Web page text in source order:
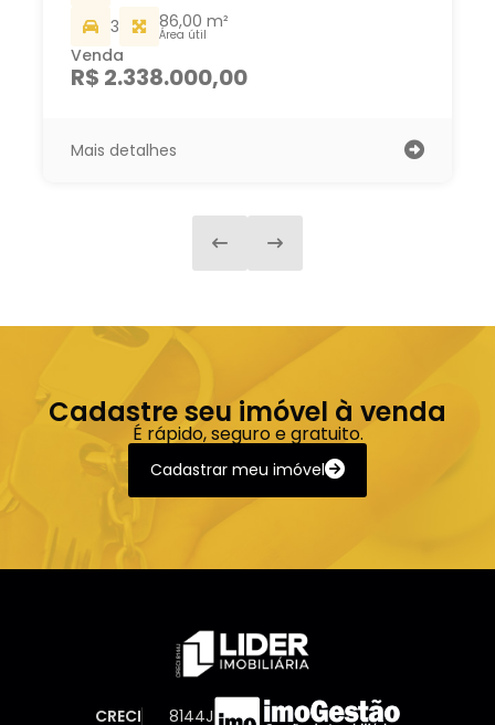
2
217,00 m²
Área útil
Venda
R$ 2.690.000,00
Mais detalhes
Cadastre seu imóvel à venda
É rápido, seguro e gratuito.
Cadastrar meu imóvel
CRECI 8144J